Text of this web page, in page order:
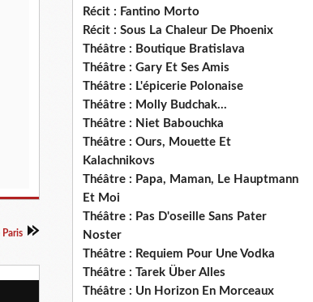
Récit : Fantino Morto
Récit : Sous La Chaleur De Phoenix
Théâtre : Boutique Bratislava
Théâtre : Gary Et Ses Amis
Théâtre : L'épicerie Polonaise
Théâtre : Molly Budchak...
Théâtre : Niet Babouchka
Théâtre : Ours, Mouette Et
Kalachnikovs
Théâtre : Papa, Maman, Le Hauptmann
Et Moi
Théâtre : Pas D'oseille Sans Pater
Noster
Théâtre : Requiem Pour Une Vodka
Théâtre : Tarek Über Alles
Théâtre : Un Horizon En Morceaux